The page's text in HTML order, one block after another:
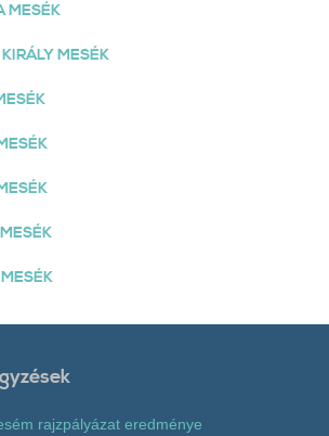
MESÉK
MESÉK
rajzpályázat eredménye